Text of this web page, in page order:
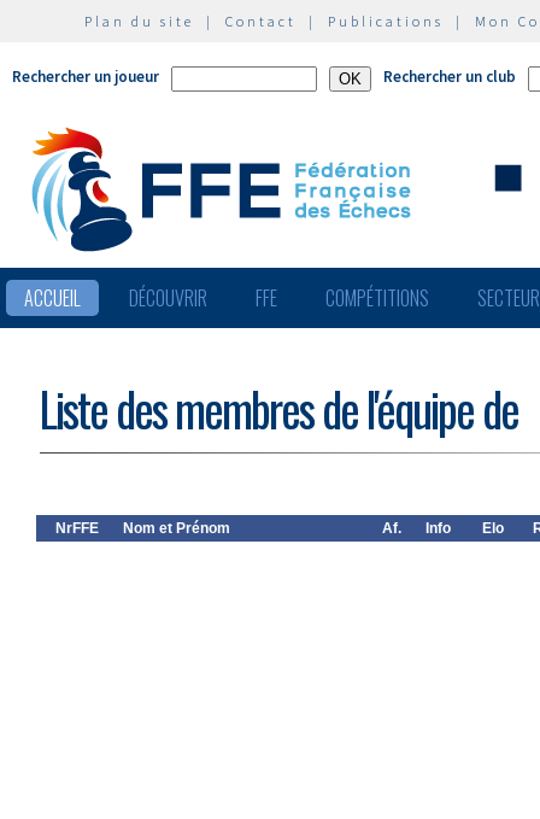
Plan du site | Contact | Publications | Mon
Rechercher un joueur Rechercher un club
ACCUEIL DÉCOUVRIR FFE COMPÉTITIONS
Liste des membres de l'équipe de
NrFFE Nom et Prénom Af. Info Elo